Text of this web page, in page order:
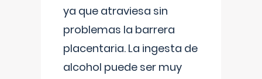
ya que atraviesa sin
problemas la barrera
placentaria. La ingesta de
alcohol puede ser muy